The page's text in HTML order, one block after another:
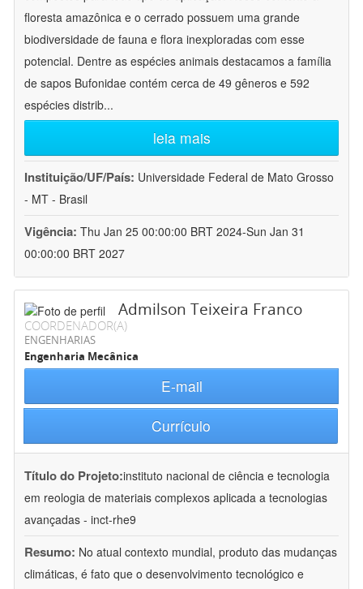
floresta amazônica e o cerrado possuem uma grande
biodiversidade de fauna e flora inexploradas com esse
potencial. Dentre as espécies animais destacamos a família
de sapos Bufonidae contém cerca de 49 gêneros e 592
espécies distrib...
leia mais
Instituição/UF/País: Universidade Federal de Mato Grosso
- MT - Brasil
Vigência: Thu Jan 25 00:00:00 BRT 2024-Sun Jan 31
00:00:00 BRT 2027
Admilson Teixeira Franco
COORDENADOR(A)
ENGENHARIAS
Engenharia Mecânica
E-mail
Currículo
Título do Projeto:instituto nacional de ciência e tecnologia
em reologia de materiais complexos aplicada a tecnologias
avançadas - inct-rhe9
Resumo: No atual contexto mundial, produto das mudanças
climáticas, é fato que o desenvolvimento tecnológico e